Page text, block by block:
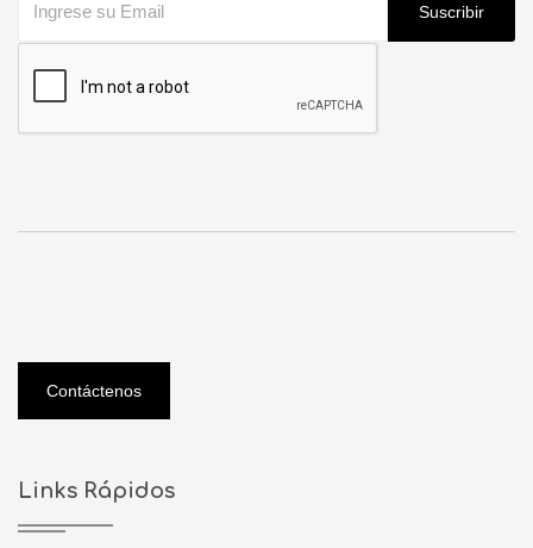
Suscribir
Contáctenos
Links Rápidos